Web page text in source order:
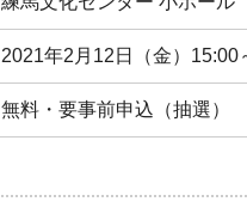
2021年2月12日（金）15:00
無料・要事前申込（抽選）